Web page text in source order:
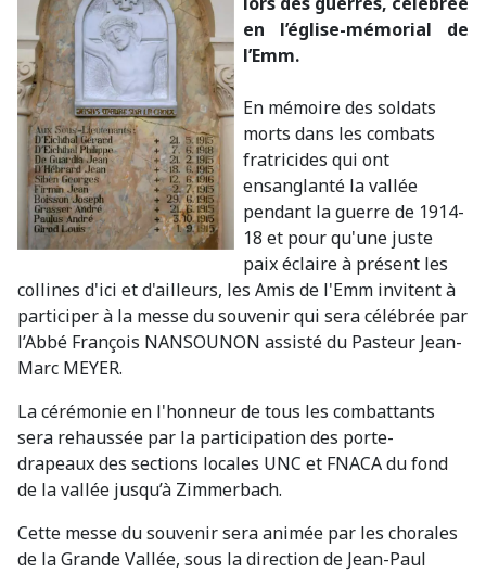
en l’église-mémorial de
l’Emm.
En mémoire des soldats
morts dans les combats
fratricides qui ont
ensanglanté la vallée
pendant la guerre de 1914-
18 et pour qu'une juste
paix éclaire à présent les
collines d'ici et d'ailleurs, les Amis de l'Emm invitent à
participer à la messe du souvenir qui sera célébrée par
l’Abbé François NANSOUNON assisté du Pasteur Jean-
Marc MEYER.
La cérémonie en l'honneur de tous les combattants
sera rehaussée par la participation des porte-
drapeaux des sections locales UNC et FNACA du fond
de la vallée jusqu’à Zimmerbach.
Cette messe du souvenir sera animée par les chorales
de la Grande Vallée, sous la direction de Jean-Paul